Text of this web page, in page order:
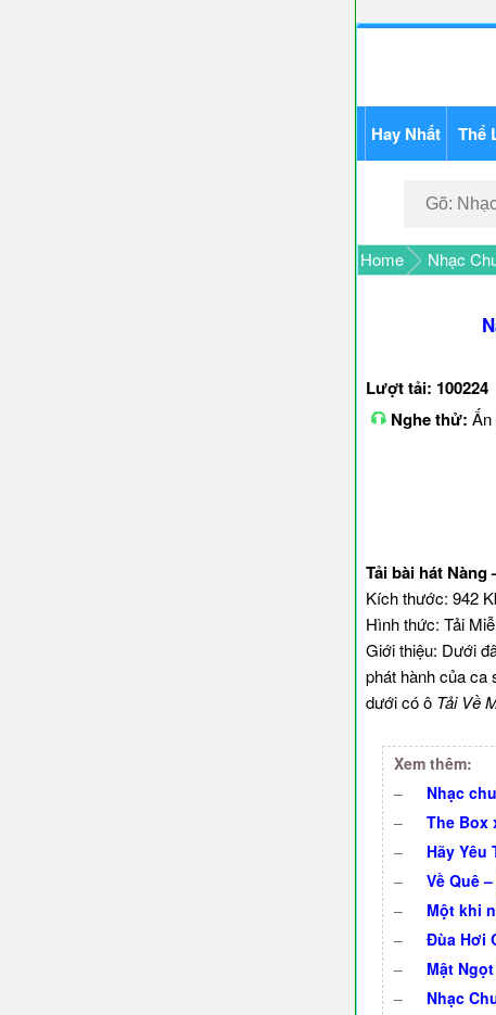
Hay Nhất Thể
Home Nhạc
Lượt tải: 100224
Nghe thử: Ấn
Tải bài hát
Kích thước: 942
Hình thức: Tải
Giới thiệu: Dưới
phát hành của ca
dưới có ô Tải Về
Xem thêm:
–
Nhạc
–
The Box
–
Hãy Yêu
–
Về Quê
–
Một khi
–
Đùa Hơi
–
Mật
–
Nhạc